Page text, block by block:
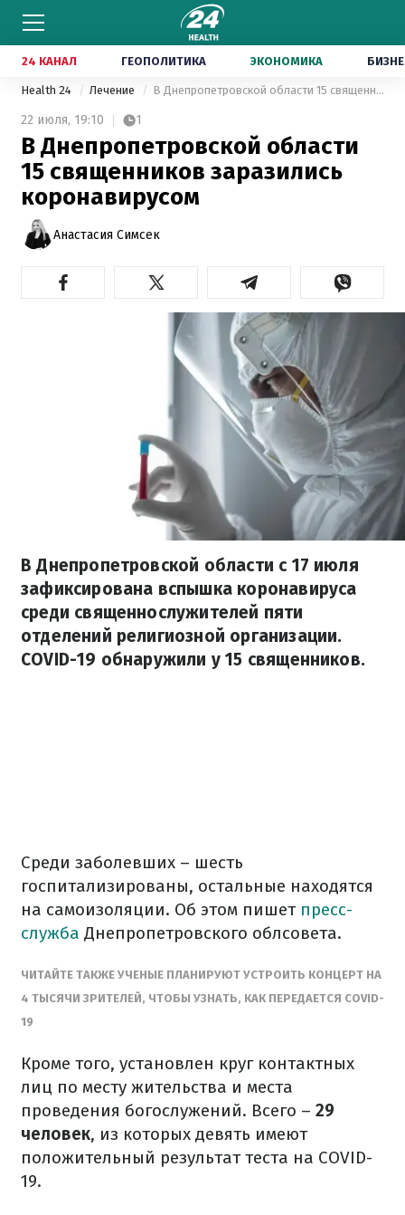
24 КАНАЛ ГЕОПОЛИТИКА ЭКОНОМИКА
Health 24 Лечение В Днепропетровской области 15 священников заразились коронавирусом
22 июля, 19:10 1
В Днепропетровской области
15 священников заразились
коронавирусом
Анастасия Симсек
В Днепропетровской области с 17 июля
зафиксирована вспышка коронавируса
среди священнослужителей пяти
отделений религиозной организации.
COVID-19 обнаружили у 15 священников.
Среди заболевших – шесть
госпитализированы, остальные находятся
на самоизоляции. Об этом пишет пресс-
служба Днепропетровского облсовета.
ЧИТАЙТЕ ТАКЖЕ УЧЕНЫЕ ПЛАНИРУЮТ УСТРОИТЬ КОНЦЕРТ НА
4 ТЫСЯЧИ ЗРИТЕЛЕЙ, ЧТОБЫ УЗНАТЬ, КАК ПЕРЕДАЕТСЯ COVID-
19
Кроме того, установлен круг контактных
лиц по месту жительства и места
проведения богослужений. Всего – 29
человек, из которых девять имеют
положительный результат теста на COVID-
19.